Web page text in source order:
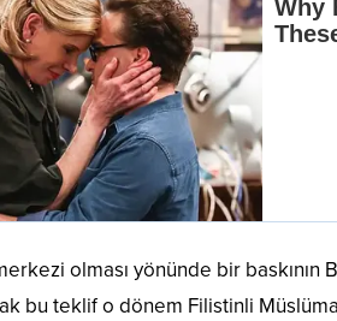
olması yönünde bir baskının
bu teklif o dönem Filistinli